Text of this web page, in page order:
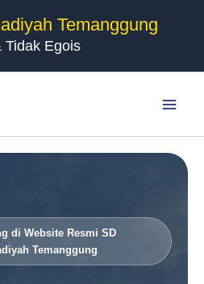
Temanggung
Tidak Egois
di Website Resmi SD
Temanggung